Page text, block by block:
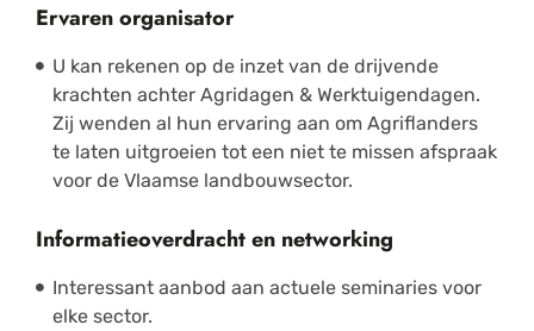
Ervaren organisator
U kan rekenen op de inzet van de drijvende
krachten achter Agridagen & Werktuigendagen.
Zij wenden al hun ervaring aan om Agriflanders
te laten uitgroeien tot een niet te missen afspraak
voor de Vlaamse landbouwsector.
Informatieoverdracht en networking
Interessant aanbod aan actuele seminaries voor
elke sector.